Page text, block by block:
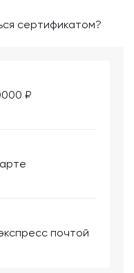
сертификатом?
₽
почтой